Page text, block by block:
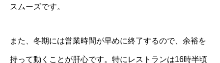
スムーズです。
また、冬期には営業時間が早めに終了するので、余裕を
持って動くことが肝心です。特にレストランは16時半頃